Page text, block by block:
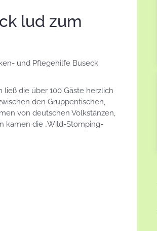
lud zum
und Pflegehilfe Buseck
die über 100 Gäste herzlich
den Gruppentischen,
von deutschen Volkstänzen,
kamen die „Wild-Stomping-